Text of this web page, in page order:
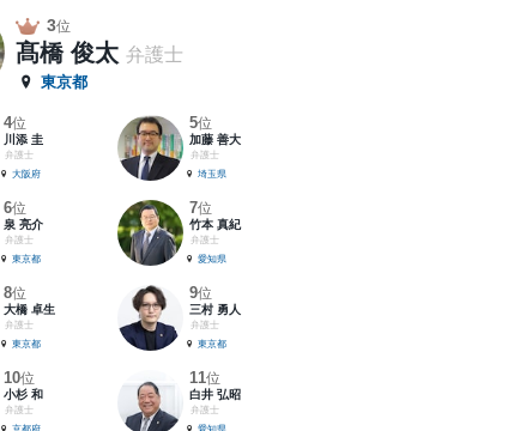
3位
髙橋 俊太 弁護士
東京都
4位
川添 圭
弁護士
大阪府
5位
加藤 善大
弁護士
埼玉県
6位
泉 亮介
弁護士
東京都
7位
竹本 真紀
弁護士
愛知県
8位
大橋 卓生
弁護士
東京都
9位
三村 勇人
弁護士
東京都
10位
小杉 和
弁護士
11位
白井 弘昭
弁護士